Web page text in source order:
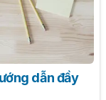
dẫn đầy